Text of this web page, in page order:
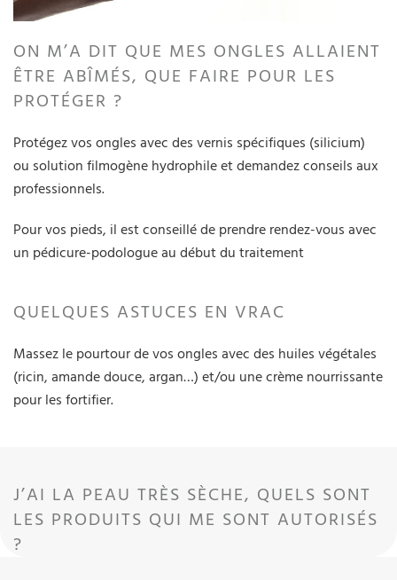
ON M’A DIT QUE MES ONGLES ALLAIENT
ÊTRE ABÎMÉS, QUE FAIRE POUR LES
PROTÉGER ?
Protégez vos ongles avec des vernis spécifiques (silicium)
ou solution filmogène hydrophile et demandez conseils aux
professionnels.
Pour vos pieds, il est conseillé de prendre rendez-vous avec
un pédicure-podologue au début du traitement
QUELQUES ASTUCES EN VRAC
Massez le pourtour de vos ongles avec des huiles végétales
(ricin, amande douce, argan…) et/ou une crème nourrissante
pour les fortifier.
J’AI LA PEAU TRÈS SÈCHE, QUELS SONT
LES PRODUITS QUI ME SONT AUTORISÉS
?